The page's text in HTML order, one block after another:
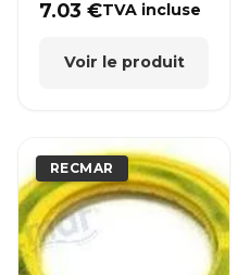
7.03€TVA incluse
Voir le produit
RECMAR